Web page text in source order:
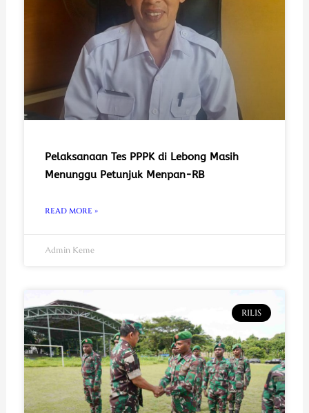
Pelaksanaan Tes PPPK di Lebong Masih
Menunggu Petunjuk Menpan-RB
READ MORE »
Admin Keme
RILIS